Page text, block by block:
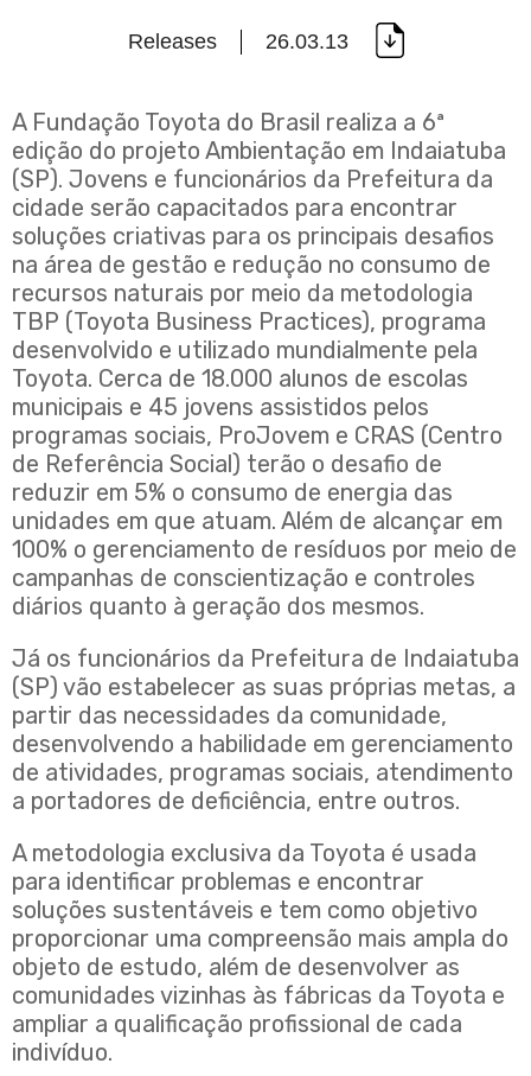
Releases 26.03.13
A Fundação Toyota do Brasil realiza a 6ª
edição do projeto Ambientação em Indaiatuba
(SP). Jovens e funcionários da Prefeitura da
cidade serão capacitados para encontrar
soluções criativas para os principais desafios
na área de gestão e redução no consumo de
recursos naturais por meio da metodologia
TBP (Toyota Business Practices), programa
desenvolvido e utilizado mundialmente pela
Toyota. Cerca de 18.000 alunos de escolas
municipais e 45 jovens assistidos pelos
programas sociais, ProJovem e CRAS (Centro
de Referência Social) terão o desafio de
reduzir em 5% o consumo de energia das
unidades em que atuam. Além de alcançar em
100% o gerenciamento de resíduos por meio de
campanhas de conscientização e controles
diários quanto à geração dos mesmos.
Já os funcionários da Prefeitura de Indaiatuba
(SP) vão estabelecer as suas próprias metas, a
partir das necessidades da comunidade,
desenvolvendo a habilidade em gerenciamento
de atividades, programas sociais, atendimento
a portadores de deficiência, entre outros.
A metodologia exclusiva da Toyota é usada
para identificar problemas e encontrar
soluções sustentáveis e tem como objetivo
proporcionar uma compreensão mais ampla do
objeto de estudo, além de desenvolver as
comunidades vizinhas às fábricas da Toyota e
ampliar a qualificação profissional de cada
indivíduo.